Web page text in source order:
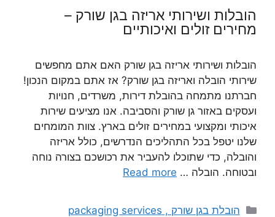
הובלות ושירותי אריזה בגן שורק –
מחירים זולים ואיכותיים
הובלות ושירותי אריזה בגן שורק האם אתם מחפשים
שירותי הובלה ואריזה בגן שורק? אז אתם במקום הנכון!
חברתנו מתמחה בהובלת דירות, משרדים, חנויות
ועסקים באזור גן שורק והסביבה. אנו מציעים שירות
איכותי ומקצועי במחירים זולים בארץ. צוות המומחים
שלנו יטפל בכל התהליכים הנדרשים, כולל אריזה
והובלה, כדי שתוכלו להעביר את רכושכם בצורה נוחה
ובטוחה. הובלה … Read more
קטגוריות
הובלת בגן שורק , packaging services